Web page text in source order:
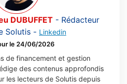
DUBUFFET- Rédacteur
Solutis - Linkedin
le 24/06/2026
de financement et gestion
des contenus approfondis
les lecteurs de Solutis depuis